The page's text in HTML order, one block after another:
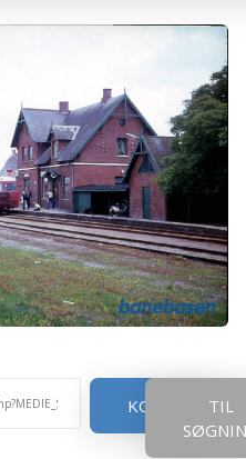
KOPIER
TIL